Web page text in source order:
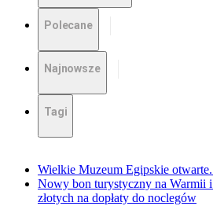
Polecane
Najnowsze
Tagi
Wielkie Muzeum Egipskie
Nowy bon turystyczny na Warmii
złotych na dopłaty do noclegów